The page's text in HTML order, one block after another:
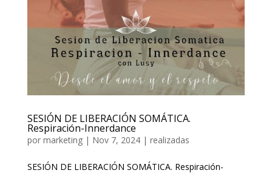
SESIÓN DE LIBERACIÓN SOMÁTICA.
Respiración-Innerdance
por marketing| Nov 7, 2024| realizadas
SESIÓN DE LIBERACIÓN SOMÁTICA. Respiración-